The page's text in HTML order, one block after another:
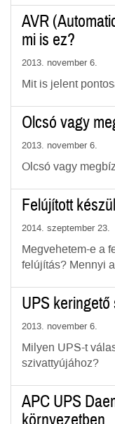
AVR
mi is ez?
2013. november 6.
Mit is jelent
Olcsó vagy
2013. november 6.
Olcsó vagy
Felújított
2014. szeptember 23.
Megvehetem-e a
felújítás? Mennyi
UPS
2013. november 6.
Milyen UPS-t
szivattyújához?
APC UPS